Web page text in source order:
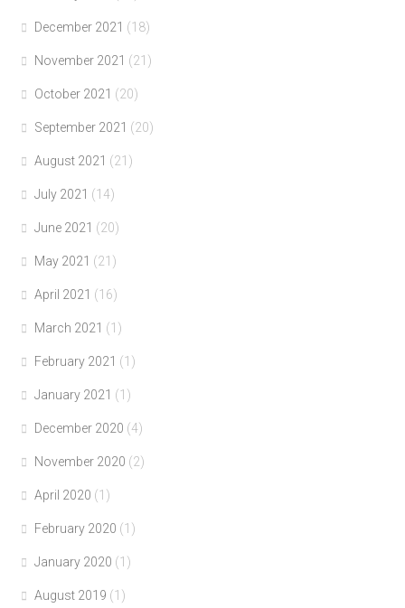
December 2021 (18)
November 2021 (21)
October 2021 (20)
September 2021 (20)
August 2021 (21)
July 2021 (14)
June 2021 (20)
May 2021 (21)
April 2021 (16)
March 2021 (1)
February 2021 (1)
January 2021 (1)
December 2020 (4)
November 2020 (2)
April 2020 (1)
February 2020 (1)
January 2020 (1)
August 2019 (1)